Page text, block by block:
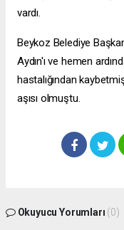
vardı.
Beykoz Belediye
Aydın'ı ve hemen
hastalığından
aşısı olmuştu.
Okuyucu Yorumları (0)